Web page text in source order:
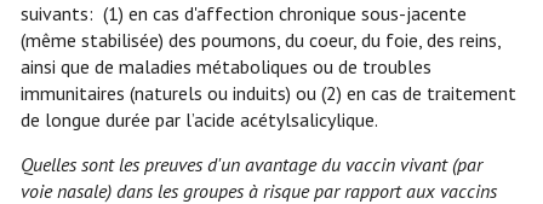
suivants: (1) en cas d'affection chronique sous-jacente
(même stabilisée) des poumons, du coeur, du foie, des reins,
ainsi que de maladies métaboliques ou de troubles
immunitaires (naturels ou induits) ou (2) en cas de traitement
de longue durée par l’acide acétylsalicylique.
Quelles sont les preuves d'un avantage du vaccin vivant (par
voie nasale) dans les groupes à risque par rapport aux vaccins